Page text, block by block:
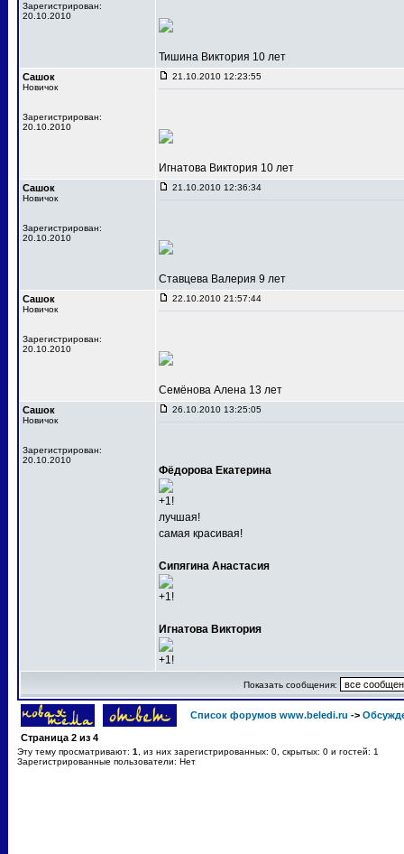
Зарегистрирован:
20.10.2010
Тишина Виктория 10 лет
Сашок
Новичок
Зарегистрирован:
20.10.2010
21.10.2010 12:23:55
Игнатова Виктория 10 лет
Сашок
Новичок
Зарегистрирован:
20.10.2010
21.10.2010 12:36:34
Ставцева Валерия 9 лет
Сашок
Новичок
Зарегистрирован:
20.10.2010
22.10.2010 21:57:44
Семёнова Алена 13 лет
Сашок
Новичок
Зарегистрирован:
20.10.2010
26.10.2010 13:25:05
Фёдорова Екатерина
+1!
лучшая!
самая красивая!
Сипягина Анастасия
+1!
Игнатова Виктория
+1!
Показать сообщения:
Список форумов www.beledi.ru ->
Страница 2 из 4
Эту тему просматривают: 1
, из них зарегистрированных: 0, скрытых: 0 и гостей: 1
Зарегистрированные пользователи: Нет